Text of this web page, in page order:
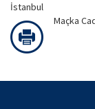
İstanbul
Maçka